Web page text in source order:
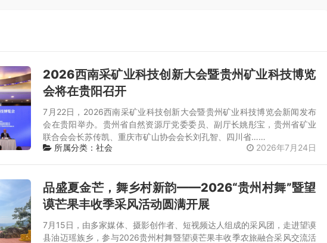
2026西南采矿业科技创新大会暨贵州矿业科技博览
会将在贵阳召开
7月22日，2026西南采矿业科技创新大会暨贵州矿业科技博览会新闻发布
会在贵阳举办。贵州省自然资源厅党委委员、副厅长姚彤宝，贵州省矿业
联合会会长苏传凯、重庆市矿山协会会长刘孔智、四川省……
所属分类：社会
2026年7月24日
品盛夏金芒，舞乡村新韵——2026“贵州村舞”暨望
谟芒果丰收季采风活动圆满开展
7月15日，由多家媒体、摄影创作者、短视频达人组成的采风团，走进望谟
县油迈瑶族乡，参与2026贵州村舞暨望谟芒果丰收季农旅融合采风交流活